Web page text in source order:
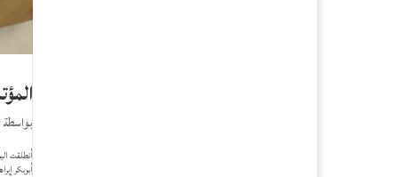
بواسطة
أنطلقت
أبوبكر